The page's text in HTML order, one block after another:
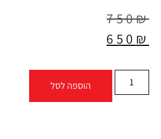
750₪
650 ₪
הוספה לסל